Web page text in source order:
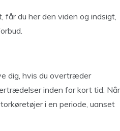
du her den viden og indsigt,
dig, hvis du overtræder
inden for kort tid. Når
i en periode, uanset